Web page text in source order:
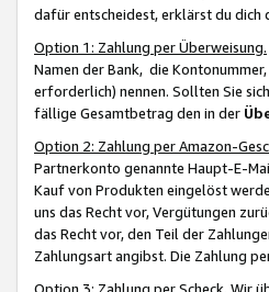
dafür entscheidest, erklärst du dich
Option 1: Zahlung per Überweisung.
Namen der Bank, die
erforderlich) nennen. Sollten Sie
fällige Gesamtbetrag den in der
Option 2: Zahlung per Amazon-
Partnerkonto genannte Haupt-E-
Kauf von Produkten eingelöst
uns das Recht vor, Vergütungen
das Recht vor, den Teil der
Zahlungsart angibst. Die Zahlung
Option 3: Zahlung per Scheck. Wir